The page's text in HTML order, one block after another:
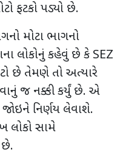
ફટકો પડ્યો છે.
મોટા ભાગનો
લોકોનું કહેવું છે કે SEZ
છે તેમણે તો અત્યારે
જ નક્કી કર્યું છે. એ
નિર્ણય લેવાશે.
લોકો સામે
છે.